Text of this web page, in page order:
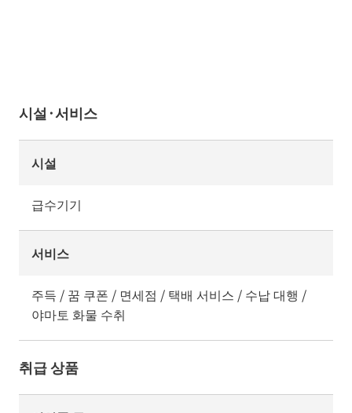
시설·서비스
시설
급수기기
서비스
주득 / 꿈 쿠폰 / 면세점 / 택배 서비스 / 수납 대행 /
야마토 화물 수취
취급 상품